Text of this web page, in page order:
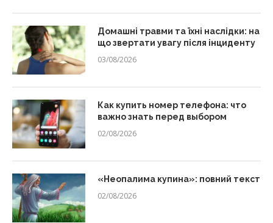
Домашні травми та їхні наслідки: на
що звертати увагу після інциденту
03/08/2026
Как купить номер телефона: что
важно знать перед выбором
02/08/2026
«Неопалима купина»: повний текст
02/08/2026